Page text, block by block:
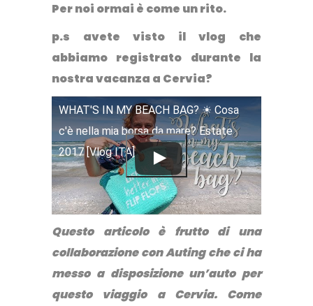
Per noi ormai è come un rito.
p.s avete visto il vlog che
abbiamo registrato durante la
nostra vacanza a Cervia?
WHAT'S IN MY BEACH BAG? ☀ Cosa
c'è nella mia borsa da mare? Estate
2017 [Vlog ITA]
Questo articolo è frutto di una
collaborazione con Auting che ci ha
messo a disposizione un’auto per
questo viaggio a Cervia. Come